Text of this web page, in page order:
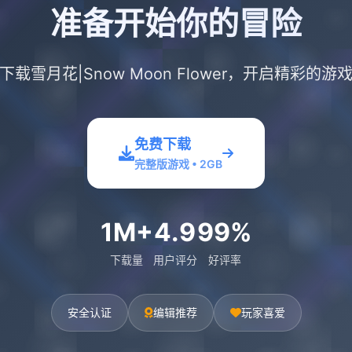
准备开始你的冒险
载雪月花|Snow Moon Flower，开启精彩的游
免费下载
完整版游戏 • 2GB
1M+
下载量
4.9
用户评分
99%
好评率
安全认证 编辑推荐 玩家喜爱